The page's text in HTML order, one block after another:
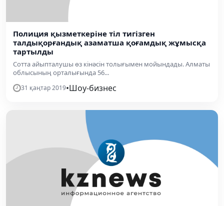
Полиция қызметкеріне тіл тигізген
талдықорғандық азаматша қоғамдық жұмысқа
тартылды
Сотта айыпталушы өз кінәсін толығымен мойындады. Алматы
облысының орталығында 56...
31 қаңтар 2019•Шоу-бизнес